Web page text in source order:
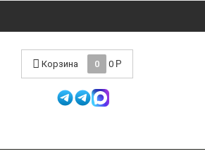
Корзина 0 0 Р